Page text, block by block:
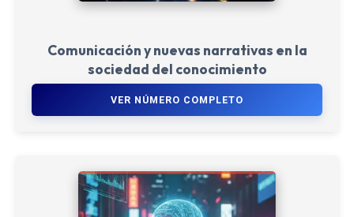
Comunicación y nuevas narrativas en la
sociedad del conocimiento
VER NÚMERO COMPLETO